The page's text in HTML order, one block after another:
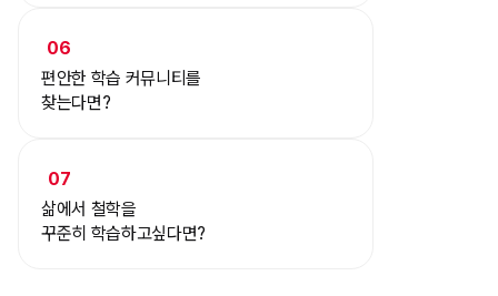
06
편안한 학습 커뮤니티를
찾는다면?
07
삶에서 철학을
꾸준히 학습하고싶다면?